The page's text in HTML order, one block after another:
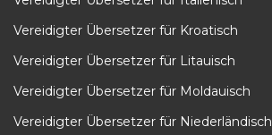
Vereidigter Übersetzer für Kroatisch
Vereidigter Übersetzer für Litauisch
Vereidigter Übersetzer für Moldauisch
Vereidigter Übersetzer für Niederländisch